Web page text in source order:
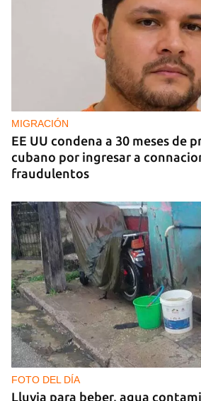
MIGRACIÓN
EE UU condena a 30 meses de
cubano por ingresar a
fraudulentos
FOTO DEL DÍA
Lluvia para beber, agua